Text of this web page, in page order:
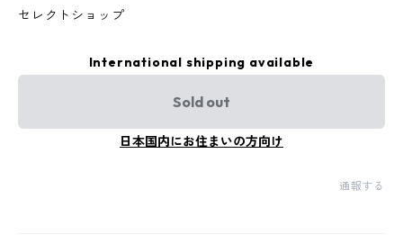
セレクトショップ
International shipping available
Sold out
日本国内にお住まいの方向け
通報する